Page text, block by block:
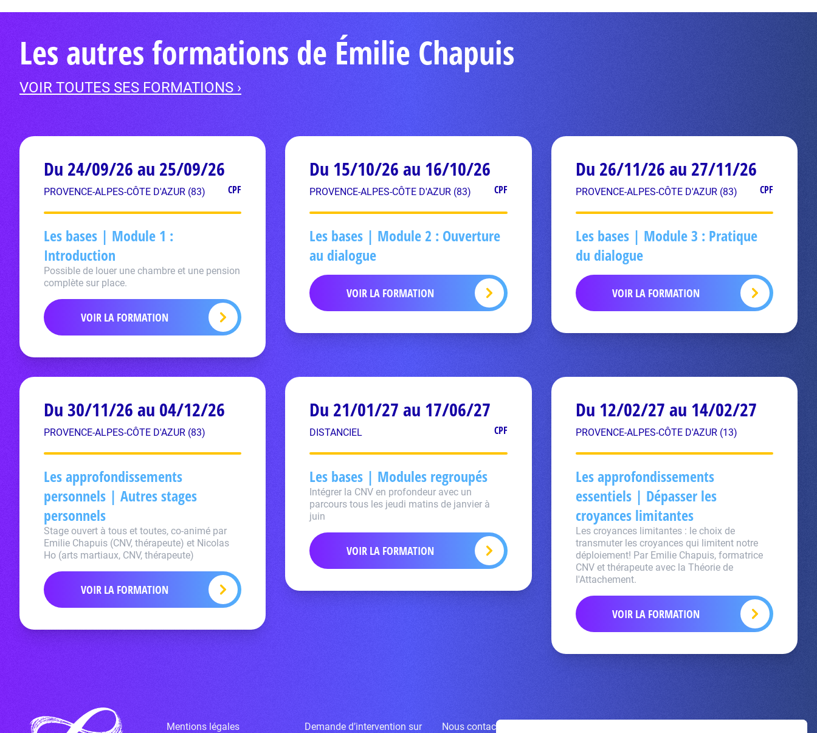
Les autres formations de Émilie Chapuis
VOIR TOUTES SES FORMATIONS ›
Du 24/09/26 au 25/09/26
PROVENCE-ALPES-CÔTE D'AZUR (83) CPF
Les bases | Module 1 :
Introduction
Possible de louer une chambre et une pension
complète sur place.
VOIR LA FORMATION
Du 15/10/26 au 16/10/26
PROVENCE-ALPES-CÔTE D'AZUR (83) CPF
Les bases | Module 2 : Ouverture
au dialogue
VOIR LA FORMATION
Du 26/11/26 au 27/11/26
PROVENCE-ALPES-CÔTE D'AZUR (83) CPF
Les bases | Module 3 : Pratique
du dialogue
VOIR LA FORMATION
Du 30/11/26 au 04/12/26
PROVENCE-ALPES-CÔTE D'AZUR (83)
Les approfondissements
personnels | Autres stages
personnels
Stage ouvert à tous et toutes, co-animé par
Emilie Chapuis (CNV, thérapeute) et Nicolas
Ho (arts martiaux, CNV, thérapeute)
VOIR LA FORMATION
Du 21/01/27 au 17/06/27
DISTANCIEL CPF
Les bases | Modules regroupés
Intégrer la CNV en profondeur avec un
parcours tous les jeudi matins de janvier à
juin
VOIR LA FORMATION
Du 12/02/27 au 14/02/27
PROVENCE-ALPES-CÔTE D'AZUR (13)
Les approfondissements
essentiels | Dépasser les
croyances limitantes
Les croyances limitantes : le choix de
transmuter les croyances qui limitent notre
déploiement! Par Emilie Chapuis, formatrice
CNV et thérapeute avec la Théorie de
l'Attachement.
VOIR LA FORMATION
Mentions légales Demande d’intervention sur Nous contacter